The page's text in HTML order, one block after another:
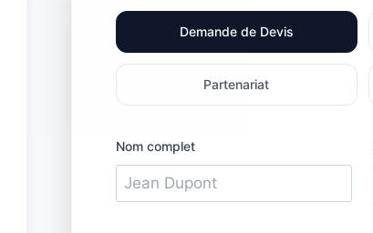
Demande de Devis
Partenariat
Nom complet